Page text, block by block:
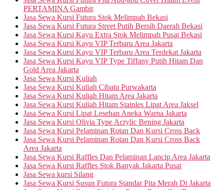
PERTAMINA Gambir
Jasa Sewa Kursi Futura Stok Melimpah Bekasi
Jasa Sewa Kursi Futura Street Putih Bersih Daerah Bekasi
Jasa Sewa Kursi Kayu Extra Stok Melimpah Pusat Bekasi
Jasa Sewa Kursi Kayu VIP Terbaru Area Jakarta
Jasa Sewa Kursi Kayu VIP Terbaru Area Terdekat Jakarta
Jasa Sewa Kursi Kayu VIP Type Tiffany Putih Hitam Dan
Gold Area Jakarta
Jasa Sewa Kursi Kuliah
Jasa Sewa Kursi Kuliah Cibatu Purwakarta
Jasa Sewa Kursi Kuliah Hitam Area Jakarta
Jasa Sewa Kursi Kuliah Hitam Stainles Lipat Area Jaksel
Jasa Sewa Kursi Lipat Lesehan Aneka Warna Jakarta
Jasa Sewa Kursi Olivia Type Acrylic Bening Jakarta
Jasa Sewa Kursi Pelaminan Rotan Dan Kursi Cross Back
Jasa Sewa Kursi Pelaminan Rotan Dan Kursi Cross Back
Area Jakarta
Jasa Sewa Kursi Raffles Dan Pelaminan Lancip Area Jakarta
Jasa Sewa Kursi Raffles Stok Banyak Jakarta Pusat
Jasa Sewa kursi Silang
Jasa Sewa Kursi Susun Futura Standar Pita Merah Di Jakarta